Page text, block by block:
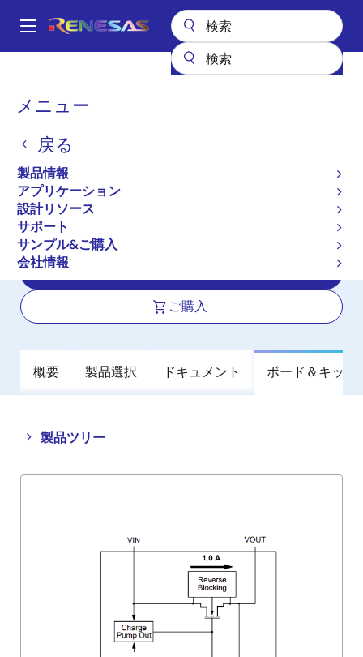
ン
Main
メニュー
戻る
製品情報
アプリケーション
設計リソース
サポート
サンプル&ご購入
会社情報
パ
く
ず
パワー & パワーマネジメント
電源周辺デバイス
SLG59M1571V
アクティブ
1.9V, 14.6mΩ, 1A Load Switch with
Discharge and Reverse Current
Blocking
ご購入
概要 製品選択 ドキュメント ボード＆キット
製品ツリー
Close
tree
Open
tree